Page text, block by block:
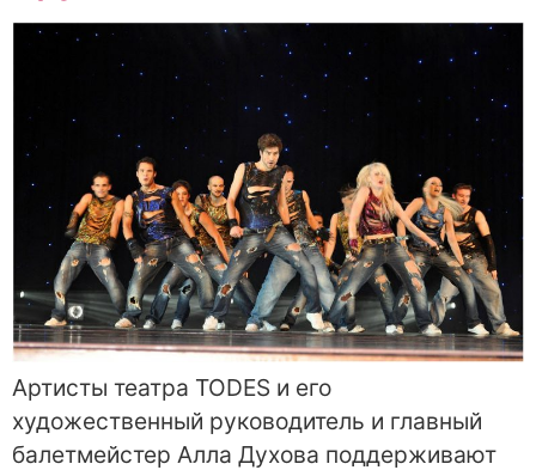
Артисты театра TODES и его
художественный руководитель и главный
балетмейстер Алла Духова поддерживают